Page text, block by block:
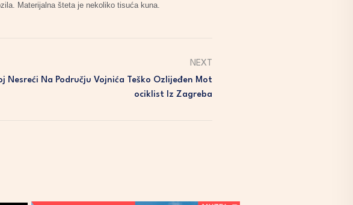
Materijalna šteta je nekoliko tisuća kuna.
NEXT
Nesreći Na Području Vojnića Teško Ozlijeđen Mot
Ociklist Iz Zagreba